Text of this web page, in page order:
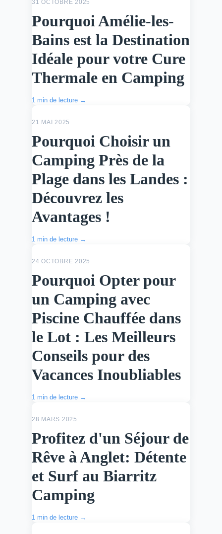
31 OCTOBRE 2025
Pourquoi Amélie-les-
Bains est la Destination
Idéale pour votre Cure
Thermale en Camping
1 min de lecture →
21 MAI 2025
Pourquoi Choisir un
Camping Près de la
Plage dans les Landes :
Découvrez les
Avantages !
1 min de lecture →
24 OCTOBRE 2025
Pourquoi Opter pour
un Camping avec
Piscine Chauffée dans
le Lot : Les Meilleurs
Conseils pour des
Vacances Inoubliables
1 min de lecture →
28 MARS 2025
Profitez d'un Séjour de
Rêve à Anglet: Détente
et Surf au Biarritz
Camping
1 min de lecture →